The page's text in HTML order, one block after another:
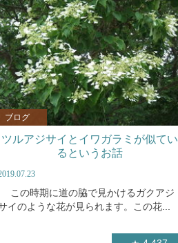
ブログ
ツルアジサイとイワガラミが似てい
るというお話
, この時期に道の脇で見かけるガクアジ
イのような花が見られます。この花...